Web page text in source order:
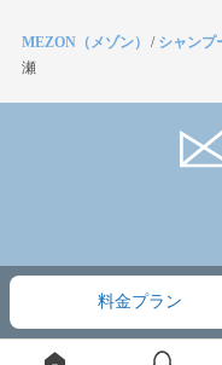
料金プラン
MEZON（メゾン） / シャンプ
瀬